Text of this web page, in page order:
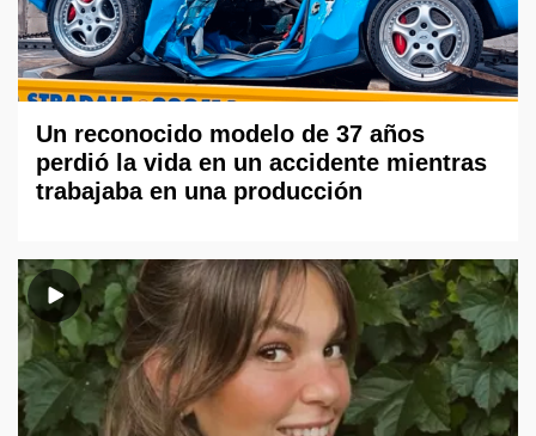
Un reconocido modelo de 37 años
perdió la vida en un accidente mientras
trabajaba en una producción